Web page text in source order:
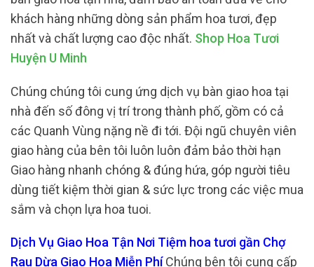
khách hàng những dòng sản phẩm hoa tươi, đẹp
nhất và chất lượng cao độc nhất. Shop Hoa Tươi
Huyện U Minh
Chúng chúng tôi cung ứng dịch vụ bàn giao hoa tại
nhà đến số đông vị trí trong thành phố, gồm có cả
các Quanh Vùng nặng nề đi tới. Đội ngũ chuyên viên
giao hàng của bên tôi luôn luôn đảm bảo thời hạn
Giao hàng nhanh chóng & đúng hứa, góp người tiêu
dùng tiết kiệm thời gian & sức lực trong các việc mua
sắm và chọn lựa hoa tuoi.
Dịch Vụ Giao Hoa Tận Nơi Tiệm hoa tươi gần Chợ
Rau Dừa Giao Hoa Miễn PhíChúng bên tôi cung cấp